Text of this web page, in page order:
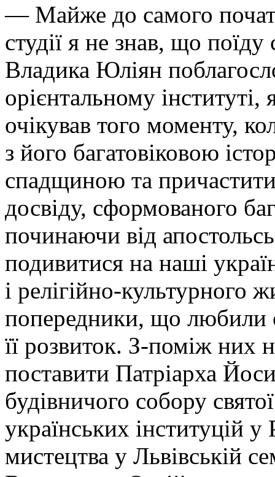
— Майже до самого
студії я не знав, що
Владика Юліян
орієнтальному
очікував того моменту,
з його багатовіковою
спадщиною та
досвіду, сформованого
починаючи від
подивитися на наші
і релігійно-культурного
попередники, що любили
її розвиток. З-поміж них
поставити Патріарха
будівничого собору
українських інституцій у
мистецтва у Львівській